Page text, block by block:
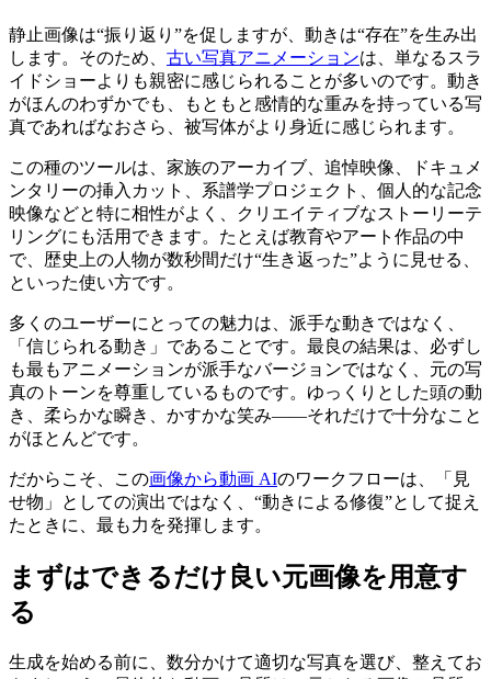
静止画像は“振り返り”を促しますが、動きは“存在”を生み出
します。そのため、 古い写真アニメーションは、単なるスラ
イドショーよりも親密に感じられることが多いのです。動き
がほんのわずかでも、もともと感情的な重みを持っている写
真であればなおさら、被写体がより身近に感じられます。
この種のツールは、家族のアーカイブ、追悼映像、ドキュメ
ンタリーの挿入カット、系譜学プロジェクト、個人的な記念
映像などと特に相性がよく、クリエイティブなストーリーテ
リングにも活用できます。たとえば教育やアート作品の中
で、歴史上の人物が数秒間だけ“生き返った”ように見せる、
といった使い方です。
多くのユーザーにとっての魅力は、派手な動きではなく、
「信じられる動き」であることです。最良の結果は、必ずし
も最もアニメーションが派手なバージョンではなく、元の写
真のトーンを尊重しているものです。ゆっくりとした頭の動
き、柔らかな瞬き、かすかな笑み——それだけで十分なこと
がほとんどです。
だからこそ、この画像から動画 AIのワークフローは、「見
せ物」としての演出ではなく、“動きによる修復”として捉え
たときに、最も力を発揮します。
まずはできるだけ良い元画像を用意す
る
生成を始める前に、数分かけて適切な写真を選び、整えてお